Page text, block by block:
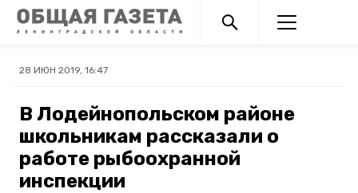
28 ИЮН 2019, 16:47
В Лодейнопольском районе
школьникам рассказали о
работе рыбоохранной
инспекции